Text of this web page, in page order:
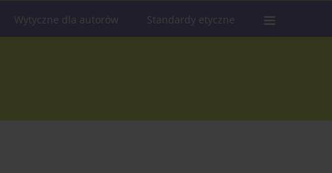
Wytyczne dla autorów Standardy etyczne